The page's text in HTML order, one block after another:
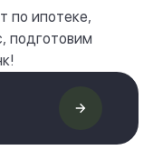
по ипотеке,
подготовим